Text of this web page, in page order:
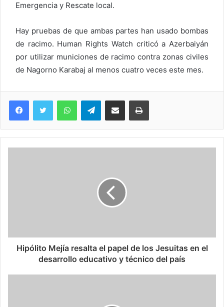
Emergencia y Rescate local.
Hay pruebas de que ambas partes han usado bombas
de racimo. Human Rights Watch criticó a Azerbaiyán
por utilizar municiones de racimo contra zonas civiles
de Nagorno Karabaj al menos cuatro veces este mes.
WhatsAppTelegramCompartir via Email Imprimi
Hipólito Mejía resalta el papel de los Jesuitas en el
desarrollo educativo y técnico del país